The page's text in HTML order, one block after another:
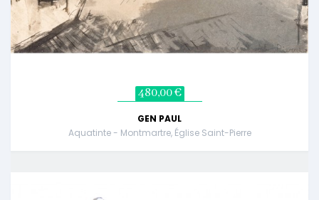
480,00 €
GEN PAUL
Aquatinte - Montmartre, Église Saint-Pierre